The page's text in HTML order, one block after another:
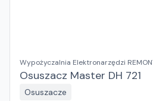
Wypożyczalnia Elektronarzędzi
Osuszacz Master DH 721
Osuszacze